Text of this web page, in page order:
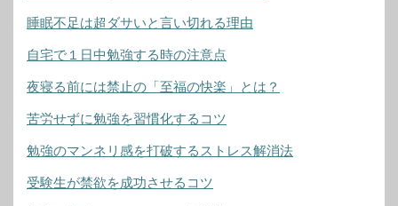
睡眠不足は超ダサいと言い切れる理由
自宅で１日中勉強する時の注意点
夜寝る前には禁止の「至福の快楽」とは？
苦労せずに勉強を習慣化するコツ
勉強のマンネリ感を打破するストレス解消法
受験生が禁欲を成功させるコツ